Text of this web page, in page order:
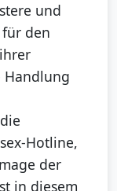
und
den
Handlung
Hotline,
der
in diesem